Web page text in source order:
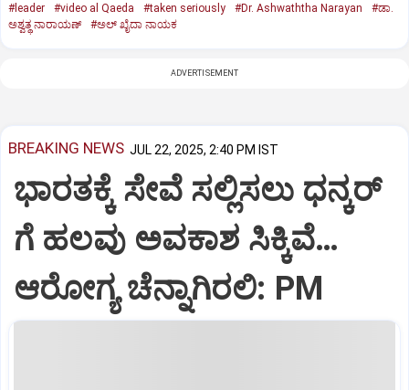
#leader #video al Qaeda #taken seriously #Dr. Ashwaththa Narayan
#ಡಾ.
ಅಶ್ವತ್ಥ ನಾರಾಯಣ್
#ಅಲ್ ಖೈದಾ ನಾಯಕ
ADVERTISEMENT
BREAKING NEWS JUL 22, 2025, 2:40 PM IST
ಭಾರತಕ್ಕೆ ಸೇವೆ ಸಲ್ಲಿಸಲು ಧನ್ಕರ್‌
ಗೆ ಹಲವು ಅವಕಾಶ ಸಿಕ್ಕಿವೆ…
ಆರೋಗ್ಯ ಚೆನ್ನಾಗಿರಲಿ: PM